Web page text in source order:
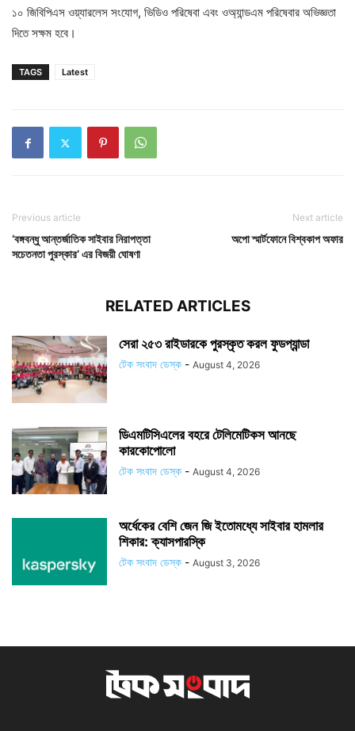
১০ জিবিপিএস ওয়্যারলেস সংযোগ, ভিডিও পরিষেবা এবং ওঅ্যান্ডএম পরিষেবার অভিজ্ঞতা
দিতে সক্ষম হবে।
TAGS Latest
Previous article
‘বঙ্গবন্ধু আন্তর্জাতিক সাইবার নিরাপত্তা
সচেতনতা পুরস্কার’ এর বিজয়ী ঘোষণা
Next article
অপো স্মার্টফোনে বিশ্বকাপ অফার
RELATED ARTICLES
সেরা ২৫৩ রাইডারকে পুরস্কৃত করল ফুডপ্যান্ডা
টেক সংবাদ ডেস্ক - August 4, 2026
ডিএমটিসিএলের বহরে টেলিমেটিকস আনছে
কারকোপোলো
টেক সংবাদ ডেস্ক - August 4, 2026
অর্ধেকের বেশি জেন জি ইতোমধ্যে সাইবার হামলার
শিকার: ক্যাসপারস্কি
টেক সংবাদ ডেস্ক - August 3, 2026